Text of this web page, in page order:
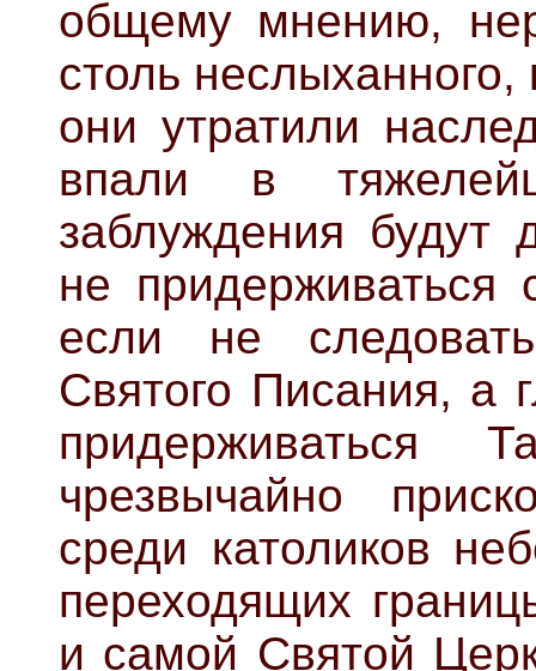
общему мнению,
столь
они утратили
впали в
заблуждения будут
не придерживаться
если не
Святого Писания, а
чрезвычайно
среди католиков
переходящих
и самой Святой